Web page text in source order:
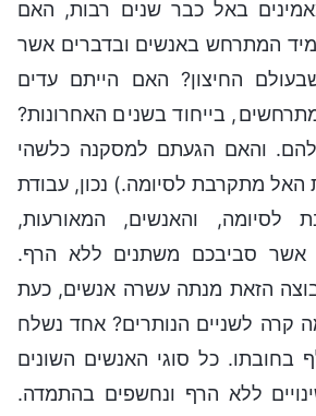
באל כבר שנים רבות, האם
המתרחש באנשים ובדברים אשר
החיצון? האם הייתם עדים
בייחוד בשנים האחרונות?
להם. והאם הגעתם למסקנה כלשהי
מתקרבת לסיומה.) נכון, עבודת
לסיומה, והאנשים, המאורעות,
אשר סביבכם משתנים ללא הרף.
הזאת מנתה עשרה אנשים, כעת
קרה לשניים הנותרים? אחד נשלח
בחובתו. כל סוגי האנשים השונים
ללא הרף ונחשפים בהתמדה.